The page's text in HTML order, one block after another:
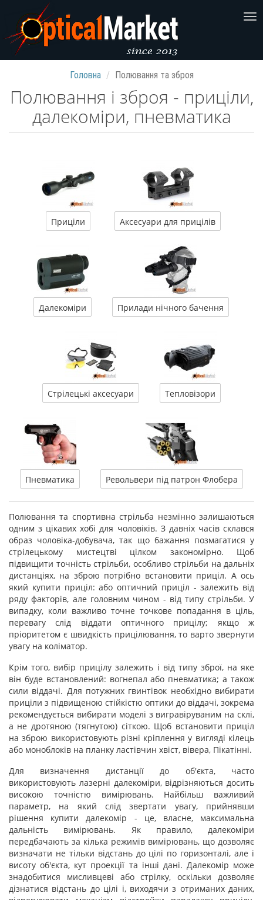
Головна Полювання та зброя
Полювання і зброя - приціли,
далекоміри, пневматика
Приціли Аксесуари для прицілів
Далекоміри Прилади нічного бачення
Стрілецькі аксесуари Тепловізори
Пневматика Револьвери під патрон Флобера
Полювання та спортивна стрільба незмінно залишаються
одним з цікавих хобі для чоловіків. З давніх часів склався
образ чоловіка-добувача, так що бажання позмагатися у
стрілецькому мистецтві цілком закономірно. Щоб
підвищити точність стрільби, особливо стрільби на дальніх
дистанціях, на зброю потрібно встановити приціл. А ось
який купити приціл: або оптичний приціл - залежить від
ряду факторів, але головним чином - від типу стрільби. У
випадку, коли важливо точне точкове попадання в ціль,
перевагу слід віддати оптичного прицілу; якщо ж
пріоритетом є швидкість прицілювання, то варто звернути
увагу на коліматор.
Крім того, вибір прицілу залежить і від типу зброї, на яке
він буде встановлений: вогнепал або пневматика; а також
сили віддачі. Для потужних гвинтівок необхідно вибирати
приціли з підвищеною стійкістю оптики до віддачі, зокрема
рекомендується вибирати моделі з вигравіруваним на склі,
а не дротяною (тягнутою) сіткою. Щоб встановити приціл
на зброю використовують різні кріплення у вигляді кілець
або моноблоків на планку ластівчин хвіст, вівера, Пікатінні.
Для визначення дистанції до об'єкта, часто
використовують лазерні далекоміри, відрізняються досить
високою точністю вимірювань. Найбільш важливий
параметр, на який слід звертати увагу, прийнявши
рішення купити далекомір - це, власне, максимальна
дальність вимірювань. Як правило, далекоміри
передбачають за кілька режимів вимірювань, що дозволяє
визначати не тільки відстань до цілі по горизонталі, але і
висоту об'єкта, кут проекції та інші дані. Далекомір може
знадобитися мисливцеві або стрілку, оскільки дозволяє
дізнатися відстань до цілі і, виходячи з отриманих даних,